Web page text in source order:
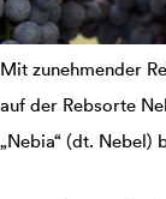
Mit zunehmender
auf der Rebsorte
„Nebia“ (dt. Nebel)